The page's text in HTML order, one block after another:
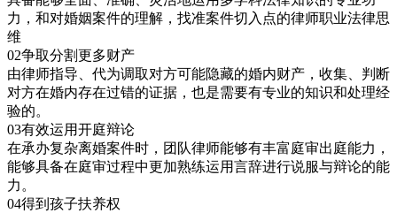
力，和对婚姻案件的理解，找准案件切入点的律师职业法律思
维
02争取分割更多财产
由律师指导、代为调取对方可能隐藏的婚内财产，收集、判断
对方在婚内存在过错的证据，也是需要有专业的知识和处理经
验的。
03有效运用开庭辩论
在承办复杂离婚案件时，团队律师能够有丰富庭审出庭能力，
能够具备在庭审过程中更加熟练运用言辞进行说服与辩论的能
力。
04得到孩子扶养权